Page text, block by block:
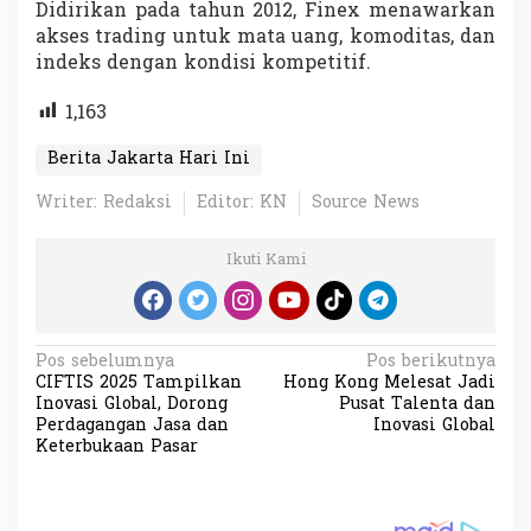
Didirikan pada tahun 2012, Finex menawarkan
akses trading untuk mata uang, komoditas, dan
indeks dengan kondisi kompetitif.
1,163
Berita Jakarta Hari Ini
Writer: Redaksi
Editor: KN Source News
Ikuti Kami
N
a
v
Pos sebelumnya
CIFTIS 2025 Tampilkan
Inovasi Global, Dorong
Perdagangan Jasa dan
Keterbukaan Pasar
Pos berikutnya
Hong Kong Melesat Jadi
Pusat Talenta dan
Inovasi Global